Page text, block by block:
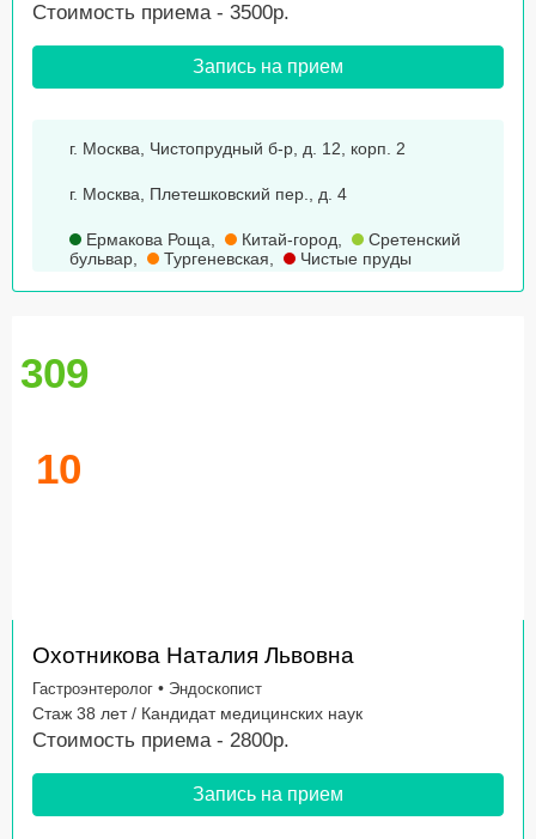
Стоимость приема - 3500р.
Запись на прием
г. Москва, Чистопрудный б-р, д. 12, корп. 2
г. Москва, Плетешковский пер., д. 4
Ермакова Роща, Китай-город,
Сретенский
бульвар, Тургеневская, Чистые пруды
309
10
Охотникова Наталия Львовна
Гастроэнтеролог • Эндоскопист
Стаж 38 лет / Кандидат медицинских наук
Стоимость приема - 2800р.
Запись на прием